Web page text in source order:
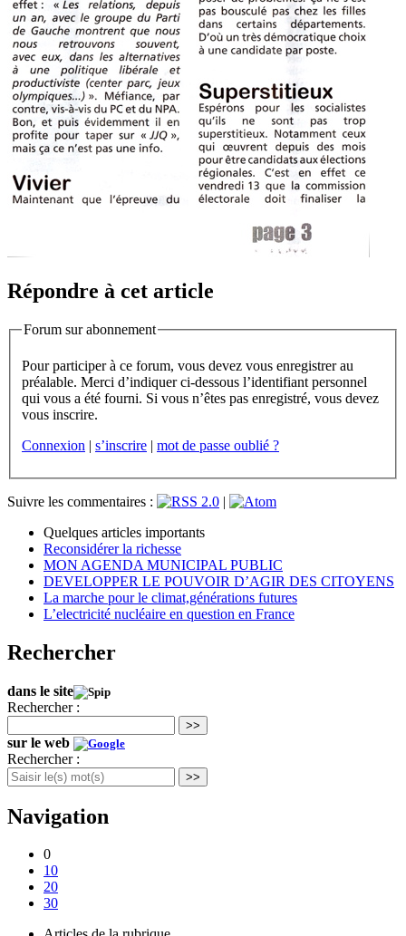
Répondre à cet article
Forum sur abonnement
Pour participer à ce forum, vous devez vous enregistrer au
préalable. Merci d’indiquer ci-dessous l’identifiant personnel
qui vous a été fourni. Si vous n’êtes pas enregistré, vous devez
vous inscrire.
Connexion | s’inscrire | mot de passe oublié ?
Suivre les commentaires :
|
Quelques articles importants
Reconsidérer la richesse
MON AGENDA MUNICIPAL PUBLIC
DEVELOPPER LE POUVOIR D’AGIR DES CITOYENS
La marche pour le climat,générations futures
L’electricité nucléaire en question en France
Rechercher
dans le site
Rechercher :
>>
sur le web
Rechercher :
>>
Navigation
0
10
20
30